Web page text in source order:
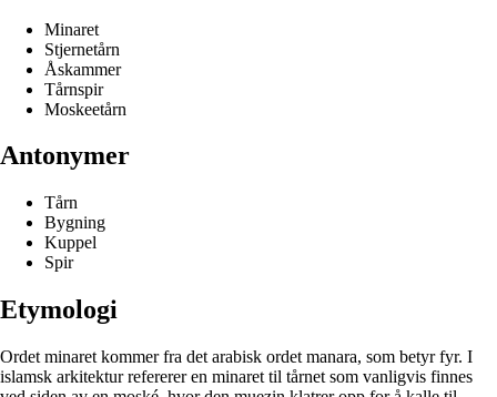
Minaret
Stjernetårn
Åskammer
Tårnspir
Moskeetårn
Antonymer
Tårn
Bygning
Kuppel
Spir
Etymologi
Ordet minaret kommer fra det arabisk ordet manara, som betyr fyr. I
islamsk arkitektur refererer en minaret til tårnet som vanligvis finnes